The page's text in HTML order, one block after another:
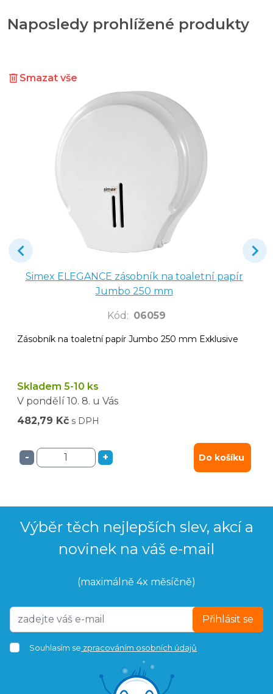
Naposledy prohlížené produkty
Smazat vše
Simex ELEGANCE zásobník na toaletní papír
Jumbo 250 mm
Kód : 06059
Zásobník na toaletní papír Jumbo 250 mm Exklusive
Skladem 5-10 ks
V pondělí 10. 8. u Vás
482,79 Kč s DPH
- + Do košíku
Výběr těch nejlepších slev, akcí a
novinek na váš e-mail
(maximálně 4x měsíčně)
Přihlásit se
Souhlasím se zpracováním osobních údajů